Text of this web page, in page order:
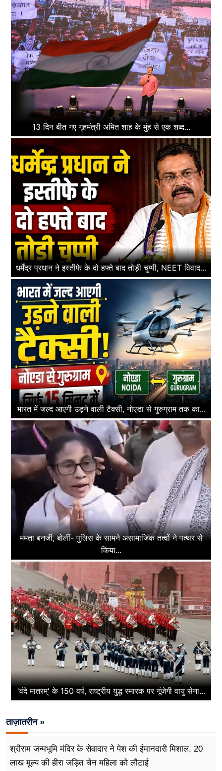
13 दिन बीत गए गृहमंत्री अमित शाह के मुंह से एक शब्द...
धर्मेंद्र प्रधान ने इस्तीफे के दो हफ्ते बाद तोड़ी चुप्पी, NEET विवाद...
भारत में जल्द आएगी उड़ने वाली टैक्सी, नोएडा से गुरुग्राम तक का...
ममता बनर्जी, बोलीं- पुलिस के सामने असामाजिक तत्वों ने पत्थर से
किया...
'वंदे मातरम्' के 150 वर्ष, राष्ट्रीय युद्ध स्मारक पर गूंजेगी वायु सेना...
ताज़ातरीन »
श्रीराम जन्मभूमि मंदिर के सेवादार ने पेश की ईमानदारी मिशाल, 20
लाख मूल्य की हीरा जड़ित चेन महिला को लौटाई